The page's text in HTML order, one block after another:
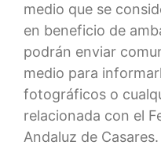
medio que se
en beneficio de
podrán enviar
medio para
fotográficos o
relacionada con el
Andaluz de